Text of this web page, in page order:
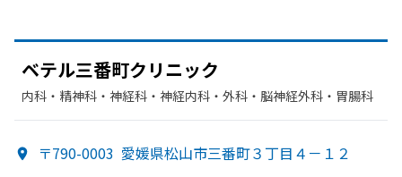
ベテル三番町クリニック
内科・​精神科・神経科・​神経内科・​外科・​脳神経外科・​胃腸科
〒790-0003 愛媛県松山市三番町３丁目４－１２